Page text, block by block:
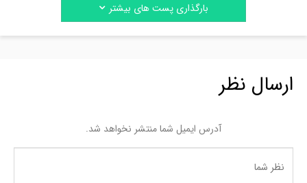
بارگذاری پست های بیشتر
ارسال نظر
آدرس ایمیل شما منتشر نخواهد شد.